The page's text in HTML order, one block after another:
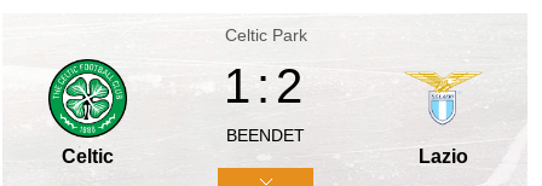
Celtic Park
Celtic
1:2
BEENDET
Lazio